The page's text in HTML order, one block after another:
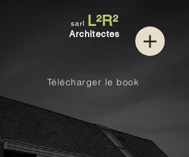
sarl L²R²
Architectes
Télécharger le book